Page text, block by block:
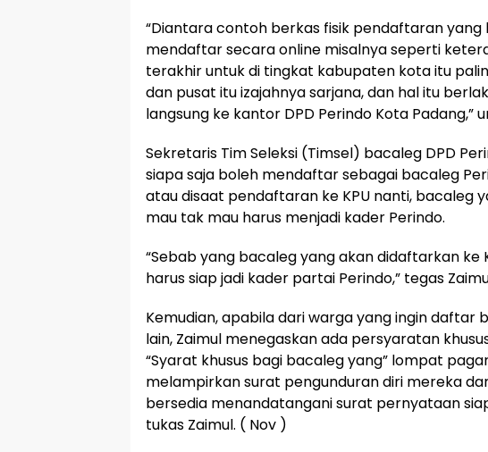
“Diantara contoh berkas fisik pendaftaran yang
mendaftar secara online misalnya seperti
terakhir untuk di tingkat kabupaten kota itu
dan pusat itu izajahnya sarjana, dan hal itu
langsung ke kantor DPD Perindo Kota Padang,”
Sekretaris Tim Seleksi (Timsel) bacaleg DPD
siapa saja boleh mendaftar sebagai bacaleg
atau disaat pendaftaran ke KPU nanti, bacaleg
mau tak mau harus menjadi kader Perindo.
“Sebab yang bacaleg yang akan didaftarkan ke
harus siap jadi kader partai Perindo,” tegas
Kemudian, apabila dari warga yang ingin daftar
lain, Zaimul menegaskan ada persyaratan
“Syarat khusus bagi bacaleg yang” lompat
melampirkan surat pengunduran diri mereka
bersedia menandatangani surat pernyataan
tukas Zaimul. ( Nov )